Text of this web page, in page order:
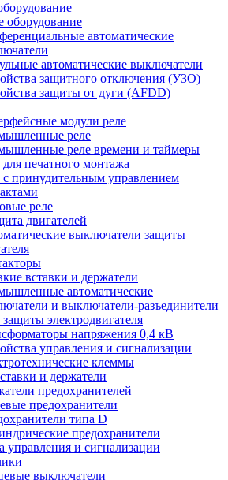
оборудование
автоматические
автоматические выключатели
защитного отключения (УЗО)
защиты от дуги (AFDD)
модули реле
реле
реле времени и таймеры
для печатного монтажа
с принудительным управлением
реле
двигателей
выключатели защиты
вставки и держатели
автоматические
и выключатели-разъединители
защиты электродвигателя
напряжения 0,4 кВ
управления и сигнализации
клеммы
и держатели
предохранителей
предохранители
типа D
предохранители
управления и сигнализации
выключатели